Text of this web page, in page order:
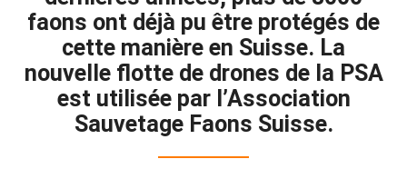
faons ont déjà pu être protégés de
cette manière en Suisse. La
nouvelle flotte de drones de la PSA
est utilisée par l’Association
Sauvetage Faons Suisse.